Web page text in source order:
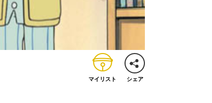
マイリスト シェア